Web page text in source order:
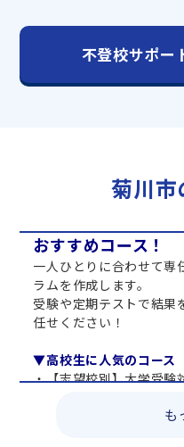
不登校サポー
菊川市
おすすめコース！
一人ひとりに合わせて専
ラムを作成します。
受験や定期テストで結果
任せください！
▼高校生に人気のコース
・【志望校別】大学受験
・総合型選抜直前対策コ
も